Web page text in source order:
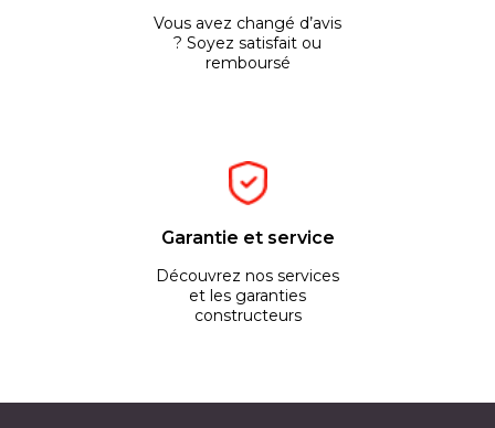
Vous avez changé d’avis
? Soyez satisfait ou
remboursé
Garantie et service
Découvrez nos services
et les garanties
constructeurs